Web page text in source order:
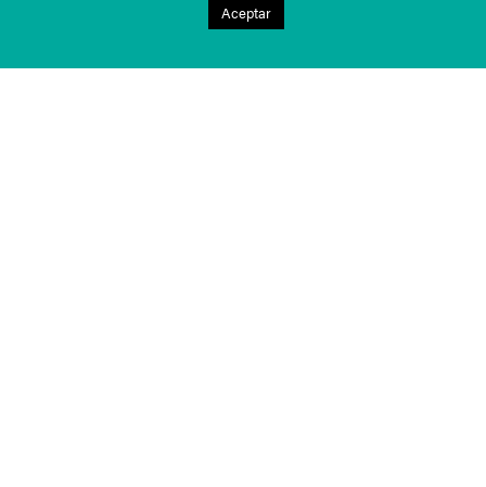
Aceptar